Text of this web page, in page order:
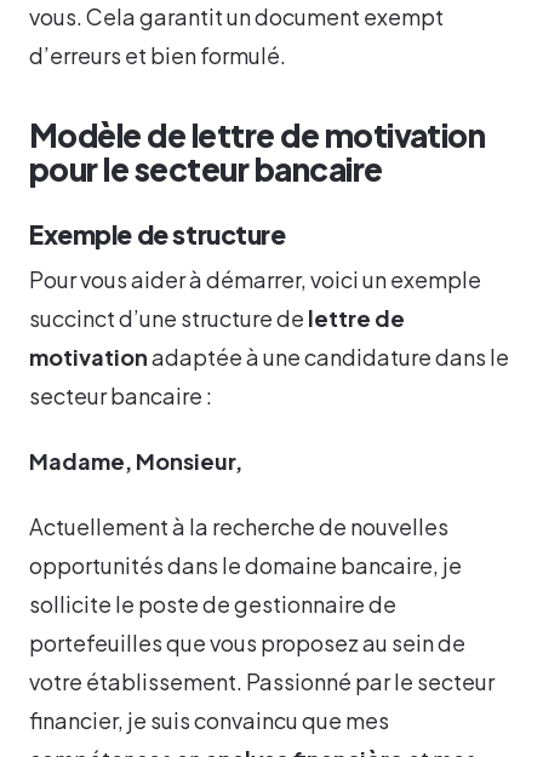
vous. Cela garantit un document exempt
d’erreurs et bien formulé.
Modèle de lettre de motivation
pour le secteur bancaire
Exemple de structure
Pour vous aider à démarrer, voici un exemple
succinct d’une structure de lettre de
motivationadaptée à une candidature dans le
secteur bancaire :
Madame, Monsieur,
Actuellement à la recherche de nouvelles
opportunités dans le domaine bancaire, je
sollicite le poste de gestionnaire de
portefeuilles que vous proposez au sein de
votre établissement. Passionné par le secteur
financier, je suis convaincu que mes